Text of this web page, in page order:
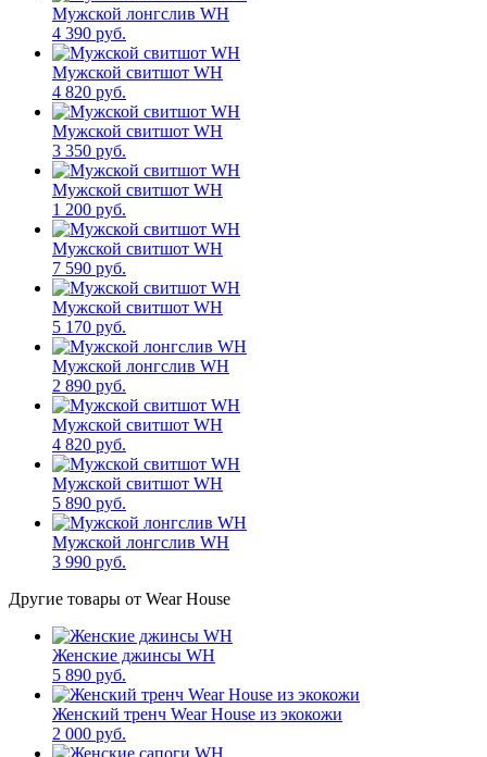
Мужской лонгслив WH
4 390 руб.
Мужской свитшот WH
4 820 руб.
Мужской свитшот WH
3 350 руб.
Мужской свитшот WH
1 200 руб.
Мужской свитшот WH
7 590 руб.
Мужской свитшот WH
5 170 руб.
Мужской лонгслив WH
2 890 руб.
Мужской свитшот WH
4 820 руб.
Мужской свитшот WH
5 890 руб.
Мужской лонгслив WH
3 990 руб.
Другие товары от Wear House
Женские джинсы WH
5 890 руб.
Женский тренч Wear House из экокожи
2 000 руб.